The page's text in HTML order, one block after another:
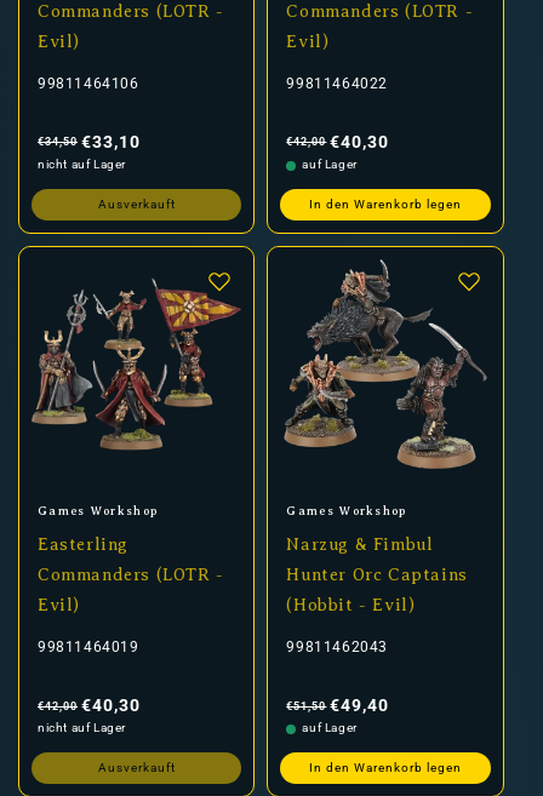
Commanders (LOTR -
Evil)
99811464106
Preis
€34,50 €33,10
nicht auf Lager
Ausverkauft
Commanders (LOTR -
Evil)
99811464022
Preis
€42,00 €40,30
auf Lager
In den Warenkorb legen
Anbieter:
Games Workshop
Easterling
Commanders (LOTR -
Evil)
99811464019
Preis
€42,00 €40,30
nicht auf Lager
Ausverkauft
Anbieter:
Games Workshop
Narzug & Fimbul
Hunter Orc Captains
(Hobbit - Evil)
99811462043
Preis
€51,50 €49,40
auf Lager
In den Warenkorb legen